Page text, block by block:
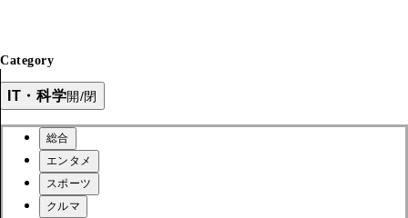
Category
IT・科学開/閉
総合
エンタメ
スポーツ
クルマ